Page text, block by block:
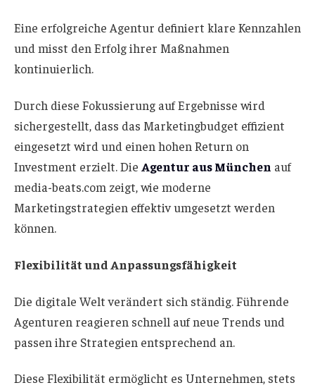
Eine erfolgreiche Agentur definiert klare Kennzahlen
und misst den Erfolg ihrer Maßnahmen
kontinuierlich.
Durch diese Fokussierung auf Ergebnisse wird
sichergestellt, dass das Marketingbudget effizient
eingesetzt wird und einen hohen Return on
Investment erzielt. Die Agentur aus München auf
media-beats.com zeigt, wie moderne
Marketingstrategien effektiv umgesetzt werden
können.
Flexibilität und Anpassungsfähigkeit
Die digitale Welt verändert sich ständig. Führende
Agenturen reagieren schnell auf neue Trends und
passen ihre Strategien entsprechend an.
Diese Flexibilität ermöglicht es Unternehmen, stets